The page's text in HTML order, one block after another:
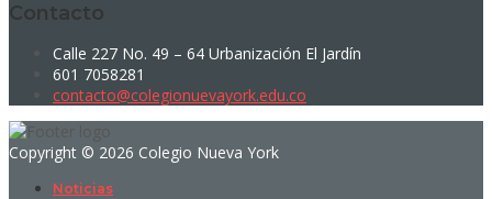
Contacto
Calle 227 No. 49 – 64 Urbanización El Jardín
601 7058281
contacto@colegionuevayork.edu.co
Copyright © 2026 Colegio Nueva York
Noticias